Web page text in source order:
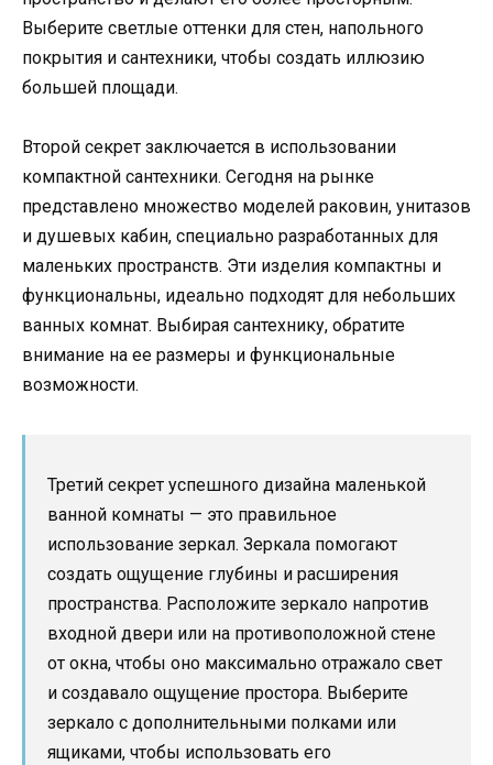
Выберите светлые оттенки для стен, напольного
покрытия и сантехники, чтобы создать иллюзию
большей площади.
Второй секрет заключается в использовании
компактной сантехники. Сегодня на рынке
представлено множество моделей раковин, унитазов
и душевых кабин, специально разработанных для
маленьких пространств. Эти изделия компактны и
функциональны, идеально подходят для небольших
ванных комнат. Выбирая сантехнику, обратите
внимание на ее размеры и функциональные
возможности.
Третий секрет успешного дизайна маленькой
ванной комнаты — это правильное
использование зеркал. Зеркала помогают
создать ощущение глубины и расширения
пространства. Расположите зеркало напротив
входной двери или на противоположной стене
от окна, чтобы оно максимально отражало свет
и создавало ощущение простора. Выберите
зеркало с дополнительными полками или
ящиками, чтобы использовать его